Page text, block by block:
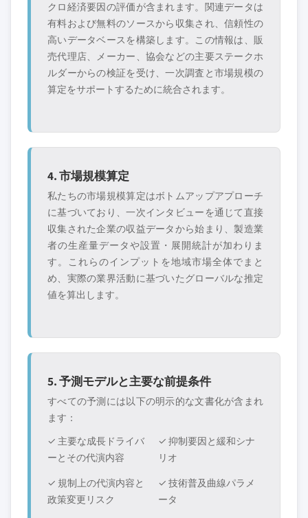
クロ経済要因の評価が含まれます。関連データは
有料および無料のソースから収集され、信頼性の
高いデータベースを構築します。この情報は、販
売代理店、メーカー、協会などの主要ステークホ
ルダーからの検証を受け、一次調査と市場規模の
算定をサポートするために統合されます。
4. 市場規模算定
私たちの市場規模算定はボトムアップアプローチ
に基づいており、一次インタビューを通じて直接
収集された企業の収益データから始まり、製造業
者の生産量データや設置・展開統計が加わりま
す。これらのインプットを地域市場全体でまと
め、実際の業界活動に基づいたグローバルな推定
値を算出します。
5. 予測モデルと主要な前提条件
すべての予測には以下の明示的な文書化が含まれ
ます：
✓ 主要な成長ドライバ
ーとその代演内容
✓ 抑制要因と緩和シナ
リオ
✓ 規制上の代演内容と
政策変更リスク
✓ 技術普及曲線パラメ
ータ